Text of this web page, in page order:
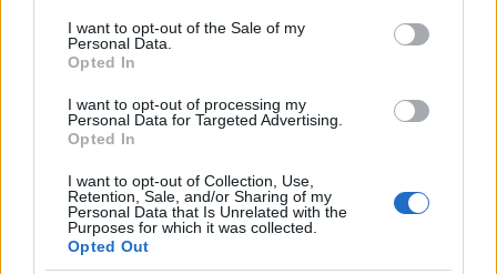
consent section.
I want to opt-out of the Sale of my
Personal Data.
Opted In
I want to opt-out of processing my
Personal Data for Targeted Advertising.
Opted In
I want to opt-out of Collection, Use,
Retention, Sale, and/or Sharing of my
Personal Data that Is Unrelated with the
Purposes for which it was collected.
Opted Out
MEGOSZTÁS